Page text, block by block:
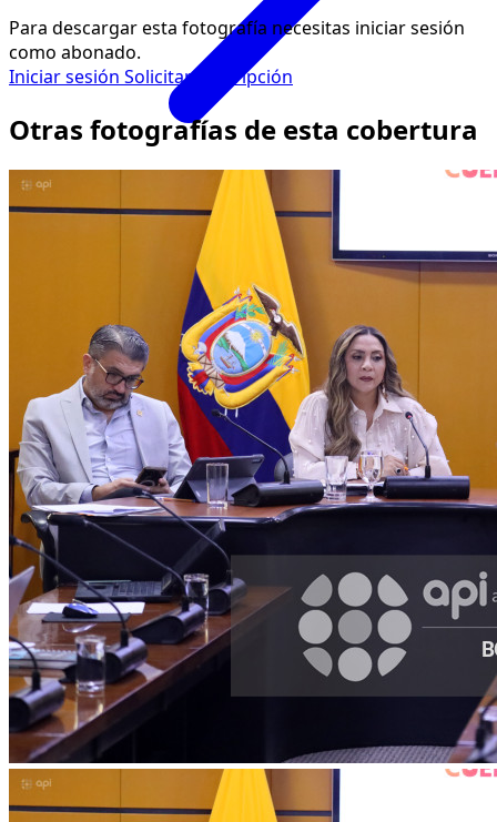
Facebook
Para descargar esta fotografía necesitas iniciar sesión
como abonado.
Iniciar sesión Solicitar suscripción
Otras fotografías de esta cobertura